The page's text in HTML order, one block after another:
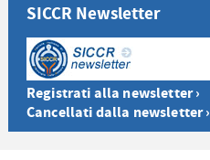
SICCR Newsletter
Registrati alla newsletter ›
Cancellati dalla newsletter ›